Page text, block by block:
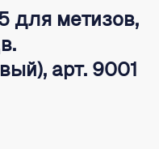
для метизов,
арт. 9001